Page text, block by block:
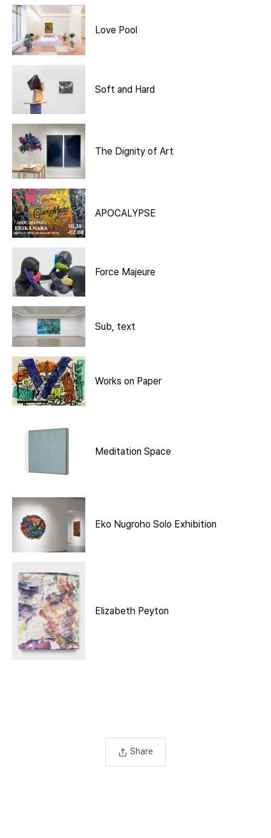
Love Pool
Soft and Hard
The Dignity of Art
APOCALYPSE
Force Majeure
Sub, text
Works on Paper
Meditation Space
Eko Nugroho Solo Exhibition
Elizabeth Peyton
Share